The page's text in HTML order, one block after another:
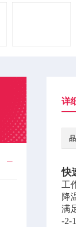
详
快
工
降
满
-2-